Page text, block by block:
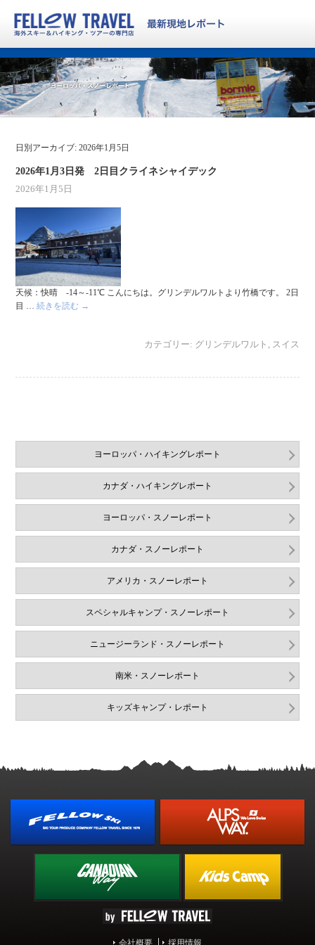
日別アーカイブ:2026年1月5日
2026年1月3日発 2日目クライネシャイデック
2026年1月5日
天候：快晴 -14～-11℃ こんにちは。グリンデルワルトより竹橋です。 2日
目 …続きを読む →
カテゴリー: グリンデルワルト , スイス
ヨーロッパ・ハイキングレポート
カナダ・ハイキングレポート
ヨーロッパ・スノーレポート
カナダ・スノーレポート
アメリカ・スノーレポート
スペシャルキャンプ・スノーレポート
ニュージーランド・スノーレポート
南米・スノーレポート
キッズキャンプ・レポート
会社概要 採用情報